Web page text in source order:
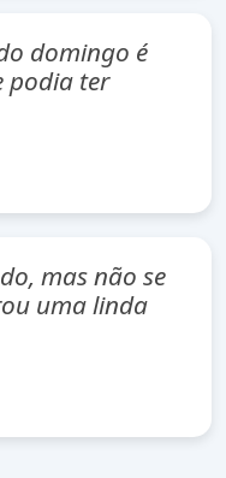
domingo é
podia ter
mas não se
uma linda